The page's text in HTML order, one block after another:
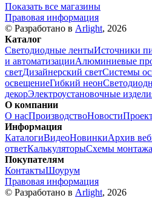
Показать все магазины
Правовая информация
© Разработано в Arlight, 2026
Каталог
Светодиодные лентыИсточники
и автоматизацииАлюминиевые
светДизайнерский светСистемы
освещениеГибкий неон
декорЭлектроустановочные
О компании
О насПроизводствоНовости
Информация
КаталогиВидеоНовинкиАрхив
ответКалькуляторыСхемы монтажа
Покупателям
КонтактыШоурум
Правовая информация
© Разработано в Arlight, 2026